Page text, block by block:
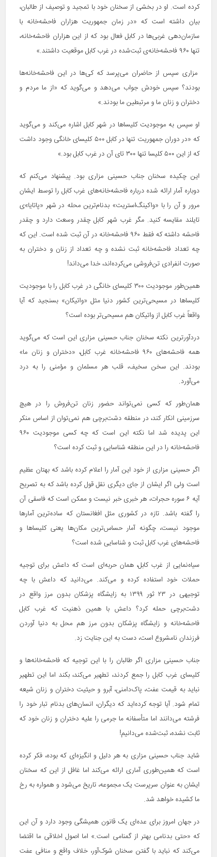
کرده است. او در بخشی از سخنان خود با تمجید و توصیف از طالبان،
بیان داشته است که «در زمان جمهوریت هزاران فاحشه‌خانه با
سازمان‌دهی غربی‌ها در کابل فعال بود که از این هزاران فاحشه‌خانه،
تنها ۹۶۰ فاحشه‌خانه‌ی ثبت‌شده در غرب کابل موقعیت داشتند.»
مزاری سپس از حاضران می‌پرسد که کی‌ها در این فاحشه‌خانه‌ها
بودند؟ سپس خودش جواب می‌دهد و می‌گوید که «از ما مردم و
دختران و زنان ما و مرتبطین ما بودند.»
او سپس به موجودیت کلیساها در شهر کابل اشاره می‌کند و می‌گوید
که «در دوران جمهوریت تنها در کابل ۵۰۰ کلیسای خانگی وجود داشت
که از این ۵۰۰ کلیسا تنها ۳۰۰ تای آن در غرب کابل بود.»
این چکیده سخنان جناب حسینی مزاری بود. پیشنهاد می‌کنم که
دوباره آمار ارائه شده درباره فاحشه‌خانه‌های غرب کابل را توسط ایشان
مرور و آن را با «واکینگ‌استریت» بدنام‌ترین محله در شهر «پاتایا»ی
تایلند مقایسه کنید. مگر غرب شهر کابل چقدر وسعت دارد و چقدر
فاحشه داشته که فقط ۹۶۰ فاحشه‌خانه در آن ثبت شده است. این که
چه تعداد فاحشه‌خانه ثبت نشده و چه تعداد از زنان و دختران به
صورت انفرادی تن‌فروشی می‌کرده‌اند، خدا می‌داند!
همین‌طور موجودیت ۳۰۰ کلیسای خانگی در غرب کابل را با موجودیت
کلیساها در مسیحی‌ترین کشور دنیا مثل «واتیکان» بسنجید که آیا
واقعاً غرب کابل از واتیکان هم مسیحی‌تر بوده است؟
دردآورترین نکته سخنان جناب حسینی مزاری این است که می‌گوید
همه فاحشه‌های ۹۶۰ فاحشه‌خانه غرب کابل، «دختران و زنان ما»
بودند. این سخن سخیف، قلب هر مسلمان و مؤمنی را به درد
می‌آورد.
همان‌طور که کسی نمی‌تواند حضور زنان تن‌فروش را در هیچ
سرزمینی انکار کند، در منطقه دشت‌برچی هم نمی‌توان از اساس منکر
این پدیده شد اما نکته این است که چه کسی موجودیت ۹۶۰
فاحشه‌خانه را در این منطقه شناسایی و ثبت کرده است؟
اگر حسینی مزاری از خود این آمار را اعلام کرده باشد که بهتان عظیم
است ولی اگر ایشان از جای دیگری نقل قول کرده باشد که به تصریح
آیه ۶ سوره حجرات، هر خبری خبر نیست و ممکن است که فاسقی آن
را گفته باشد. تازه در کشوری مثل افغانستان که ساده‌ترین آمارها
موجود نیست، چگونه آمار حساس‌ترین مکان‌ها یعنی کلیساها و
فاحشه‌های غرب کابل ثبت و شناسایی شده است؟
سیاه‌نمایی از غرب کابل، همان حربه‌ای است که داعش برای توجیه
حملات خود استفاده کرده و می‌کند. می‌دانید که داعش با چه
توجیهی در ۲۳ ثور ۱۳۹۹ به زایشگاه پزشکان بدون مرز واقع در
دشت‌برچی حمله کرد؟ داعش با همین ذهنیت که غرب کابل
فاحشه‌خانه و زایشگاه پزشکان بدون مرز هم محل به دنیا آوردن
فرزندان نامشروع است، دست به این جنایت زد.
جناب حسینی مزاری اگر طالبان را با این توجیه که فاحشه‌خانه‌ها و
کلیسای غرب کابل را جمع کردند، تطهیر می‌کند، بکند اما این تطهیر
نباید به قیمت عفت، پاک‌دامنی، آبرو و حیثیت دختران و زنان شیعه
تمام شود. آیا توجه کرده‌اید که دیگران، انسان‌های بدنام تبار خود را
فرشته می‌دانند اما متأسفانه ما جرمی را علیه دختران و زنان خود که
ثابت نشده، ثبت‌شده می‌دانیم!
شاید جناب حسینی مزاری به هر دلیل و انگیزه‌ای که بوده، فکر کرده
است که همین‌طوری آماری ارائه می‌کند اما غافل از این که سخنان
ایشان به عنوان سرپرست یک مجموعه، تاریخ می‌شود و همواره به رخ
ما کشیده خواهد شد.
در جهان امروز برای عده‌ای یک قانون همیشگی وجود دارد و آن این
که «حتی بدنامی بهتر از گمنامی است.» اما اصول اخلاقی ما اقتضا
می‌کند که نباید با گفتن سخنان شوک‌آور، خلاف واقع و منافی عفت